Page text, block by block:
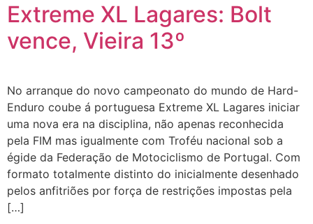
Extreme XL Lagares: Bolt
vence, Vieira 13º
No arranque do novo campeonato do mundo de Hard-
Enduro coube á portuguesa Extreme XL Lagares iniciar
uma nova era na disciplina, não apenas reconhecida
pela FIM mas igualmente com Troféu nacional sob a
égide da Federação de Motociclismo de Portugal. Com
formato totalmente distinto do inicialmente desenhado
pelos anfitriões por força de restrições impostas pela
[…]